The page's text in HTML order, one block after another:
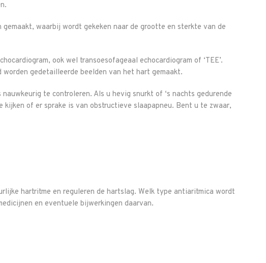
waarbij wordt gekeken naar de grootte en sterkte van de
ook wel transoesofageaal echocardiogram of ‘TEE’.
gedetailleerde beelden van het hart gemaakt.
te controleren. Als u hevig snurkt of ‘s nachts gedurende
of er sprake is van obstructieve slaapapneu. Bent u te zwaar,
hartritme en reguleren de hartslag. Welk type antiaritmica wordt
en eventuele bijwerkingen daarvan.